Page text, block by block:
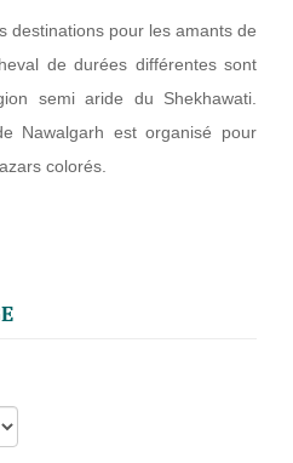
destinations pour les amants de
de durées différentes sont
semi aride du Shekhawati.
Nawalgarh est organisé pour
colorés.